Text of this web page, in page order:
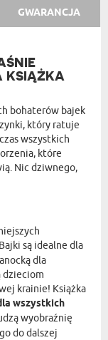
GWARANCJA
KSIĄŻKA
bohaterów bajek
który ratuje
wszystkich
które
Nic dziwnego,
są idealne dla
dla
dzieciom
krainie! Książka
wszystkich
wyobraźnię
do dalszej